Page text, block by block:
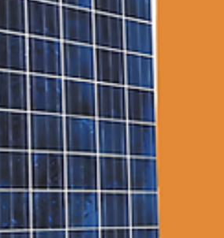
ÓPTICOS
DEL HOGAR